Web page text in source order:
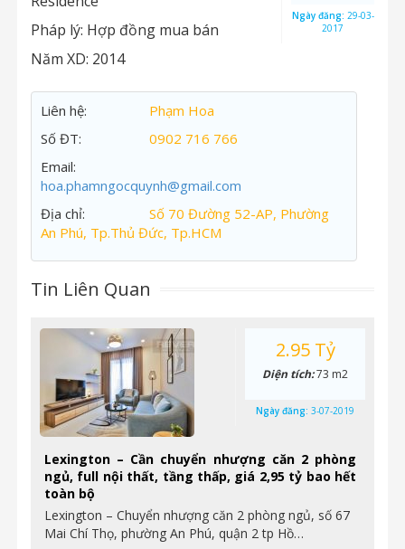
Pháp lý: Hợp đồng mua bán
Năm XD: 2014
Ngày đăng: 29-03-
2017
Liên hệ:
Phạm Hoa
Số ĐT:
0902 716 766
Email:
hoa.phamngocquynh@gmail.com
Địa chỉ:
Số 70 Đường 52-AP, Phường
An Phú, Tp.Thủ Đức, Tp.HCM
Tin Liên Quan
Lexington – Cần chuyển nhượng căn 2 phòng
ngủ, full nội thất, tầng thấp, giá 2,95 tỷ bao hết
toàn bộ
Lexington – Chuyển nhượng căn 2 phòng ngủ, số 67
Mai Chí Thọ, phường An Phú, quận 2 tp Hồ…
2.95 Tỷ
Diện tích:73 m2
Ngày đăng: 3-07-2019